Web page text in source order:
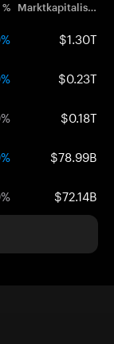
Marktkapitalisierung
$1.30T
$0.23T
$0.18T
$78.99B
$72.14B